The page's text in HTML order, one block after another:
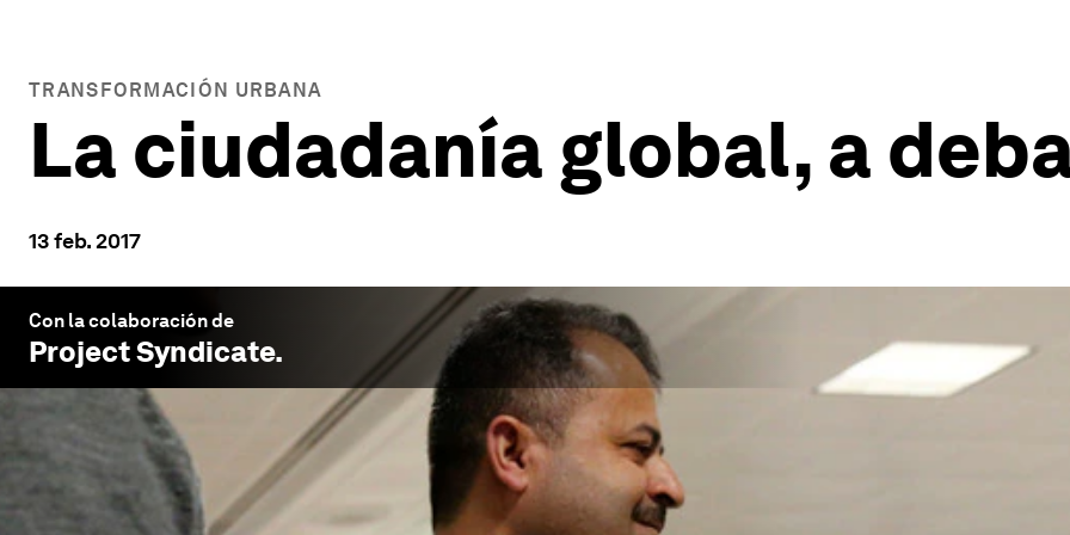
TRANSFORMACIÓN URBANA
La ciudadanía global, a
13 feb. 2017
Con la colaboración de
Project Syndicate.